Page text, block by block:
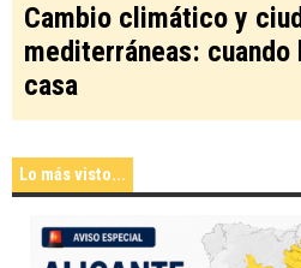
Cambio climático y
mediterráneas:
casa
Lo más visto...